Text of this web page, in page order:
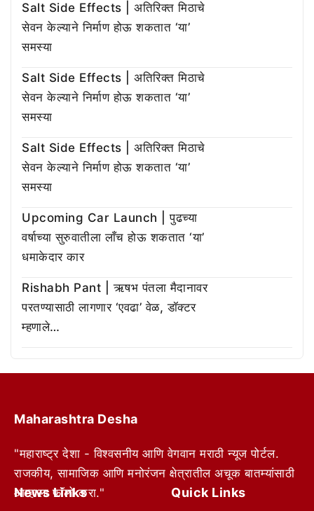
Salt Side Effects | अतिरिक्त मिठाचे
सेवन केल्याने निर्माण होऊ शकतात ‘या’
समस्या
Salt Side Effects | अतिरिक्त मिठाचे
सेवन केल्याने निर्माण होऊ शकतात ‘या’
समस्या
Salt Side Effects | अतिरिक्त मिठाचे
सेवन केल्याने निर्माण होऊ शकतात ‘या’
समस्या
Upcoming Car Launch | पुढच्या
वर्षाच्या सुरुवातीला लाँच होऊ शकतात ‘या’
धमाकेदार कार
Rishabh Pant | ऋषभ पंतला मैदानावर
परतण्यासाठी लागणार ‘एवढा’ वेळ, डॉक्टर
म्हणाले…
Maharashtra Desha
"महाराष्ट्र देशा - विश्वसनीय आणि वेगवान मराठी न्यूज पोर्टल.
राजकीय, सामाजिक आणि मनोरंजन क्षेत्रातील अचूक बातम्यांसाठी
आम्हाला फॉलो करा."
News Links Quick Links